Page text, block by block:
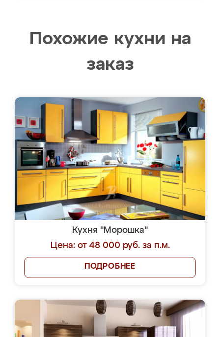
Похожие кухни на
заказ
Кухня "Морошка"
Цена: от 48 000 руб. за п.м.
ПОДРОБНЕЕ